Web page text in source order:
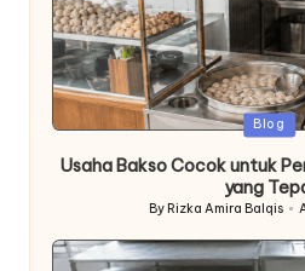
Posted
Blog
Usaha Bakso Cocok untuk
yang
Posted
By Rizka Amira Balqis